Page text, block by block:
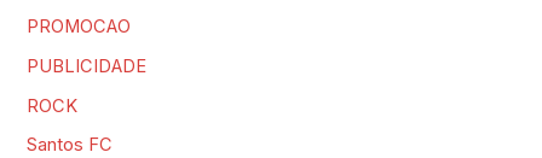
PROMOCAO
PUBLICIDADE
ROCK
Santos FC